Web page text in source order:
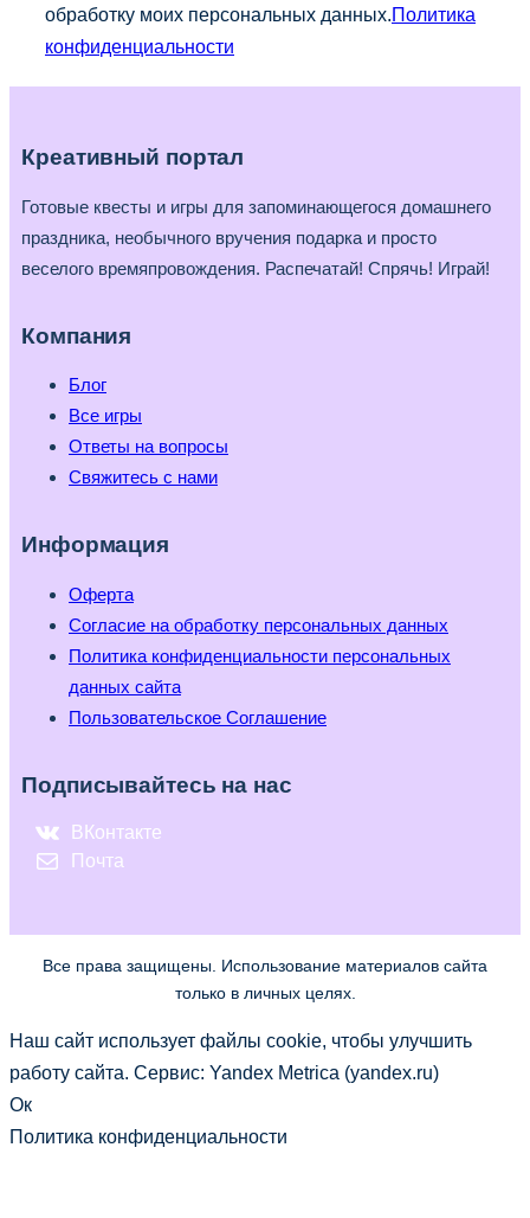
обработку моих персональных данных.Политика
конфиденциальности
Креативный портал
Готовые квесты и игры для запоминающегося домашнего
праздника, необычного вручения подарка и просто
веселого времяпровождения. Распечатай! Спрячь! Играй!
Компания
Блог
Все игры
Ответы на вопросы
Свяжитесь с нами
Информация
Оферта
Согласие на обработку персональных данных
Политика конфиденциальности персональных
данных сайта
Пользовательское Соглашение
Подписывайтесь на нас
ВКонтакте
Почта
Все права защищены. Использование материалов сайта
только в личных целях.
Наш сайт использует файлы cookie, чтобы улучшить
работу сайта. Сервис: Yandex Metrica (yandex.ru)
Ок
Политика конфиденциальности